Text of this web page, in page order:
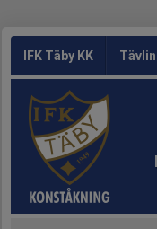
IFK Täby KK